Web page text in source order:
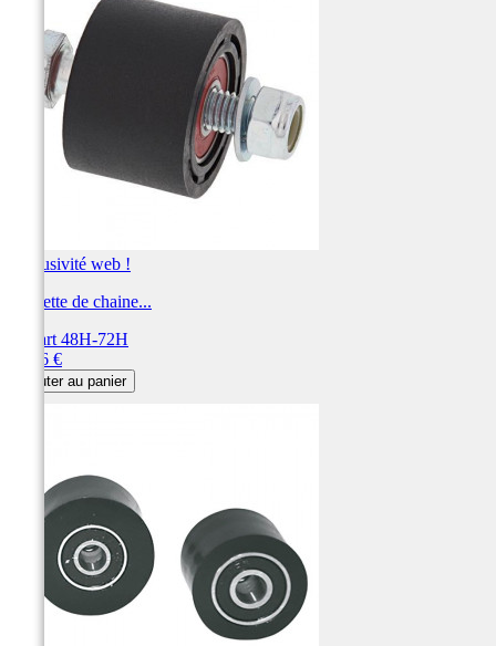
Exclusivité web !
Roulette de chaine...
Départ 48H-72H
23,36 €
Ajouter au panier